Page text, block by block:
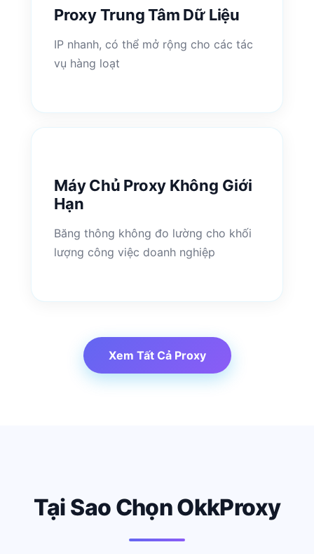
Proxy Trung Tâm Dữ Liệu
IP nhanh, có thể mở rộng cho các tác
vụ hàng loạt
Máy Chủ Proxy Không Giới
Hạn
Băng thông không đo lường cho khối
lượng công việc doanh nghiệp
Xem Tất Cả Proxy
Tại Sao Chọn OkkProxy